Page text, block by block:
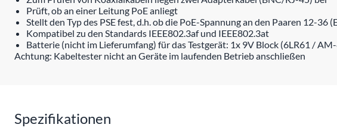
Prüft, ob an einer Leitung PoE anliegt
Stellt den Typ des PSE fest, d.h. ob die PoE-Spannung an den Paaren 12-
Kompatibel zu den Standards IEEE802.3af und IEEE802.3at
Batterie (nicht im Lieferumfang) für das Testgerät: 1x 9V Block (6LR61 /
Achtung: Kabeltester nicht an Geräte im laufenden Betrieb anschließen
Spezifikationen